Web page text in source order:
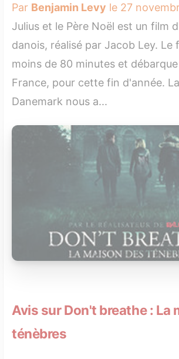
Par Benjamin Levy le 27
Julius et le Père Noël est un film
danois, réalisé par Jacob Ley. Le
moins de 80 minutes et
France, pour cette fin d'année.
Danemark nous a...
Avis sur Don't breathe : La
ténèbres